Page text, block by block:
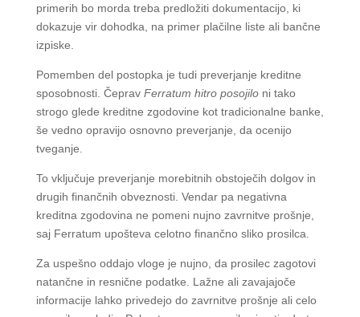
primerih bo morda treba predložiti dokumentacijo, ki
dokazuje vir dohodka, na primer plačilne liste ali bančne
izpiske.
Pomemben del postopka je tudi preverjanje kreditne
sposobnosti. Čeprav Ferratum hitro posojiloni tako
strogo glede kreditne zgodovine kot tradicionalne banke,
še vedno opravijo osnovno preverjanje, da ocenijo
tveganje.
To vključuje preverjanje morebitnih obstoječih dolgov in
drugih finančnih obveznosti. Vendar pa negativna
kreditna zgodovina ne pomeni nujno zavrnitve prošnje,
saj Ferratum upošteva celotno finančno sliko prosilca.
Za uspešno oddajo vloge je nujno, da prosilec zagotovi
natančne in resnične podatke. Lažne ali zavajajoče
informacije lahko privedejo do zavrnitve prošnje ali celo